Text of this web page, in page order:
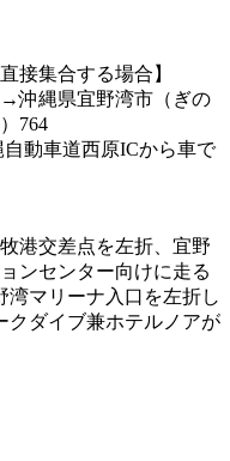
接集合する場合】
沖縄県宜野湾市（ぎの
764
動車道西原ICから車で
港交差点を左折、宜野
ンセンター向けに走る
湾マリーナ入口を左折し
クダイブ兼ホテルノアが